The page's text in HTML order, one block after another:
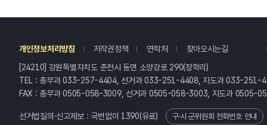
개인정보처리방침 저작권정책 연락처 찾아오시는길
[24210] 강원특별자치도 춘천시 동면 소양강로 290(장학리)
TEL : 총무과 033-257-4404, 선거과 033-251-4408, 지도과 033-251-
FAX : 총무과 0505-058-3009, 선거과 0505-058-3003, 지도과 0505-
선거법질의·신고제보 : 국번없이 1390(유료) 구·시·군위원회 전화번호 안내